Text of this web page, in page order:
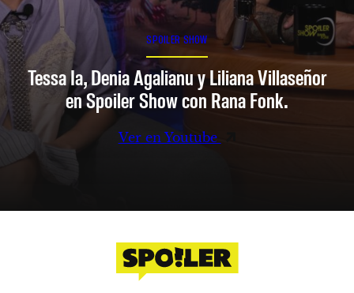
SPOILER SHOW
Tessa Ia, Denia Agalianu y Liliana Villaseñor
en Spoiler Show con Rana Fonk.
Ver en Youtube